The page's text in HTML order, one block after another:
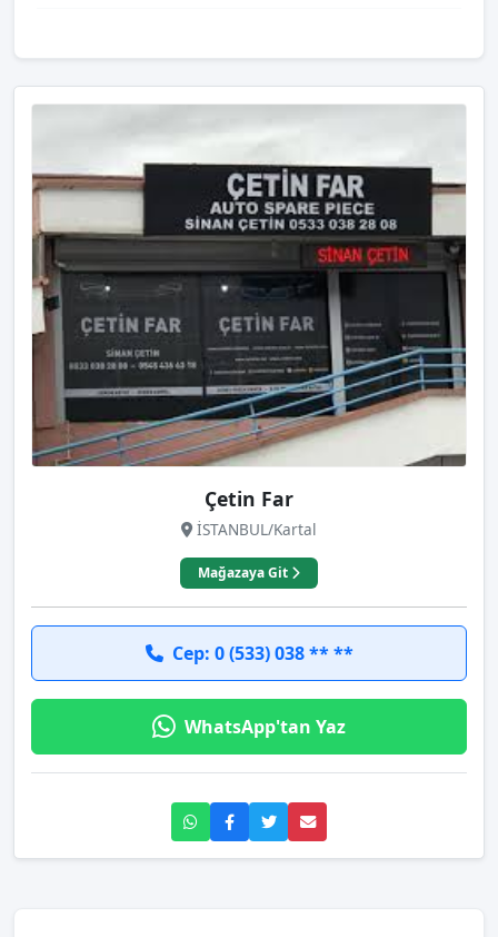
Çetin Far
İSTANBUL/Kartal
Mağazaya Git
Cep: 0 (533) 038 ** **
WhatsApp'tan Yaz